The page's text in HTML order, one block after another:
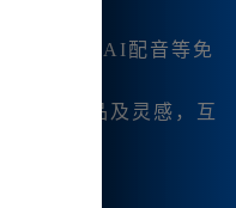
分。
提词器、AI配音等免
创作。
我的作品及灵感，互
富多彩。